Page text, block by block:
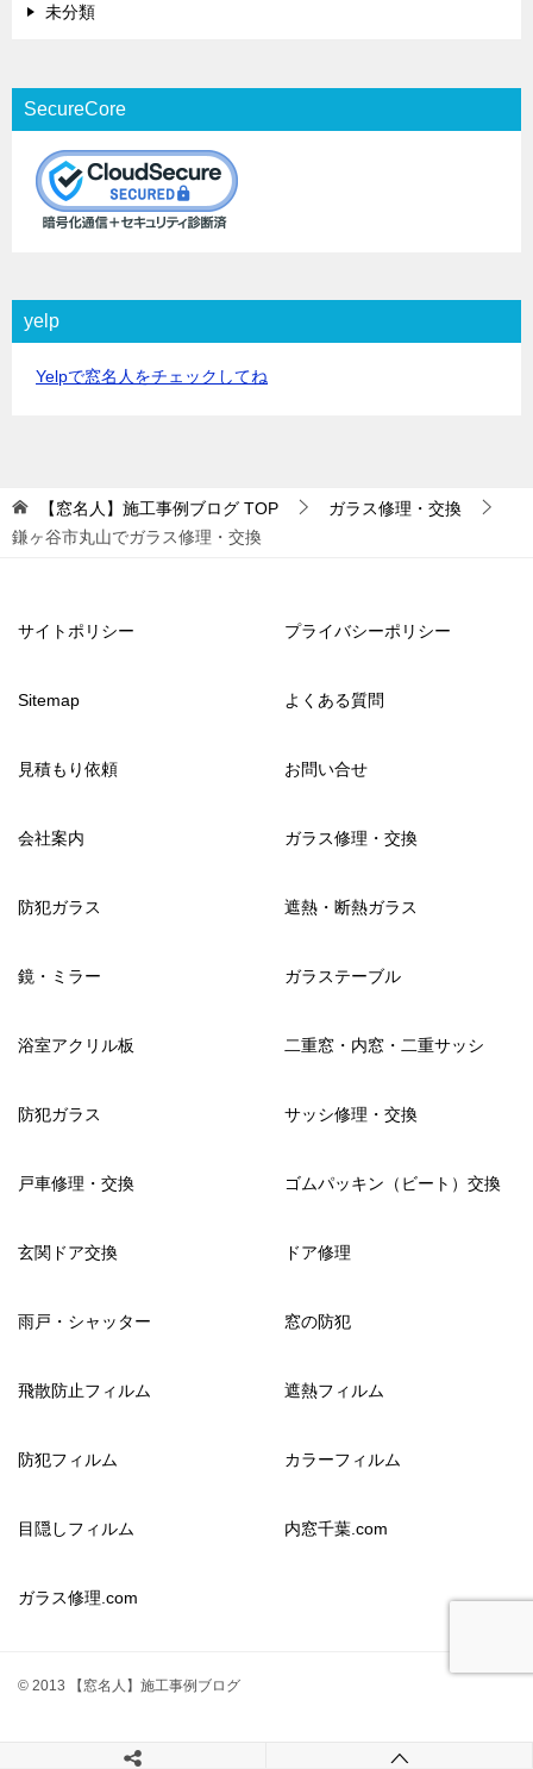
未分類
SecureCore
yelp
Yelpで窓名人をチェックしてね
【窓名人】施工事例ブログ TOP
ガラス修理・交換
鎌ヶ谷市丸山でガラス修理・交換
サイトポリシー プライバシーポリシー
Sitemap よくある質問
見積もり依頼 お問い合せ
会社案内 ガラス修理・交換
防犯ガラス 遮熱・断熱ガラス
鏡・ミラー ガラステーブル
浴室アクリル板 二重窓・内窓・二重サッシ
防犯ガラス サッシ修理・交換
戸車修理・交換 ゴムパッキン（ビート）交換
玄関ドア交換 ドア修理
雨戸・シャッター 窓の防犯
飛散防止フィルム 遮熱フィルム
防犯フィルム カラーフィルム
目隠しフィルム 内窓千葉.com
ガラス修理.com
© 2013 【窓名人】施工事例ブログ